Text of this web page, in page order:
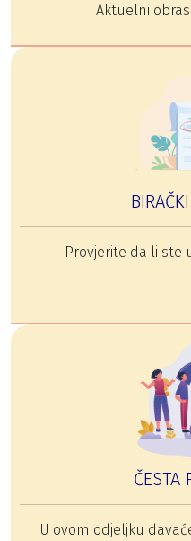
Aktuelni
Provjerite da li ste
ČESTA
U ovom odjeljku